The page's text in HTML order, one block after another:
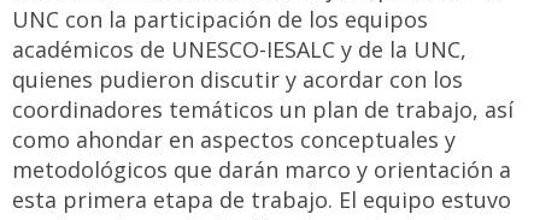
UNC con la participación de los equipos
académicos de UNESCO-IESALC y de la UNC,
quienes pudieron discutir y acordar con los
coordinadores temáticos un plan de trabajo, así
como ahondar en aspectos conceptuales y
metodológicos que darán marco y orientación a
esta primera etapa de trabajo. El equipo estuvo